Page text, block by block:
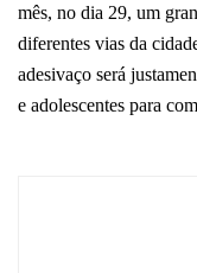
mês, no dia 29, um
diferentes vias da
adesivaço será
e adolescentes para